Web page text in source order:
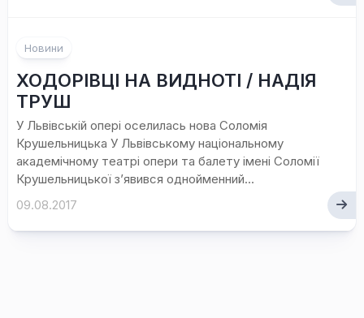
Новини
ХОДОРІВЦІ НА ВИДНОТІ / НАДІЯ
ТРУШ
У Львівській опері оселилась нова Соломія
Крушельницька У Львівському національному
академічному театрі опери та балету імені Соломії
Крушельницької з’явився однойменний...
09.08.2017